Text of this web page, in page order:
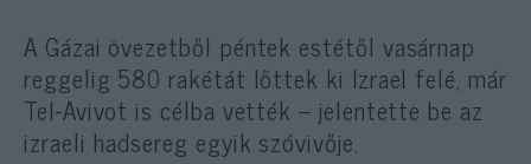
A Gázai övezetből péntek estétől vasárnap
reggelig 580 rakétát lőttek ki Izrael felé, már
Tel-Avivot is célba vették – jelentette be az
izraeli hadsereg egyik szóvivője.